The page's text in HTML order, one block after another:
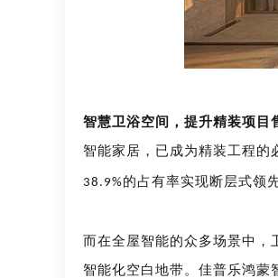
智慧卫浴空间，提升精装项目
智能家居，已成为精装工程的
38.9%的占有率实现断层式领
而在全屋智能的众多场景中，
智能化空白地带。佳普乐鸿